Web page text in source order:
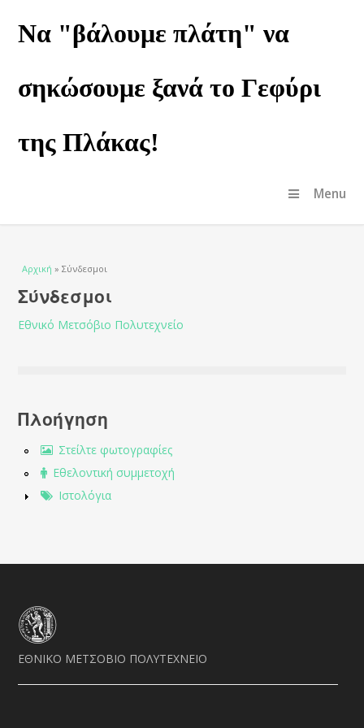
Να "βάλουμε πλάτη" να
σηκώσουμε ξανά το Γεφύρι
της Πλάκας!
Menu
Είστε εδώ
Αρχική » Σύνδεσμοι
Σύνδεσμοι
Εθνικό Μετσόβιο Πολυτεχνείο
Πλοήγηση
Στείλτε φωτογραφίες
Εθελοντική συμμετοχή
Ιστολόγια
ΕΘΝΙΚΟ ΜΕΤΣΟΒΙΟ ΠΟΛΥΤΕΧΝΕΙΟ